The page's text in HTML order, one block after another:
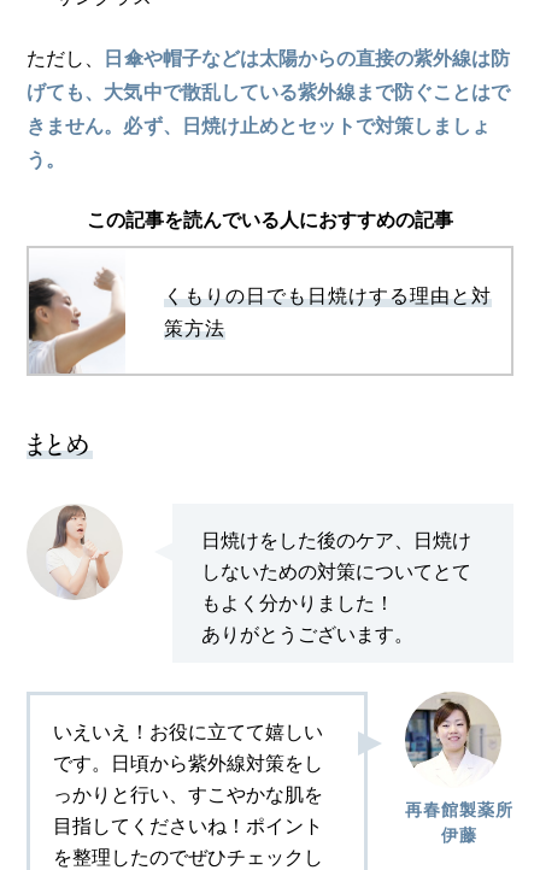
ただし、 日傘や帽子などは太陽からの直接の紫外線は防
げても、大気中で散乱している紫外線まで防ぐことはで
きません。必ず、日焼け止めとセットで対策しましょ
う。
この記事を読んでいる人におすすめの記事
くもりの日でも日焼けする理由と対
策方法
まとめ
日焼けをした後のケア、日焼け
しないための対策についてとて
もよく分かりました！
ありがとうございます。
再春館製薬所
伊藤
いえいえ！お役に立てて嬉しい
です。日頃から紫外線対策をし
っかりと行い、すこやかな肌を
目指してくださいね！ポイント
を整理したのでぜひチェックし